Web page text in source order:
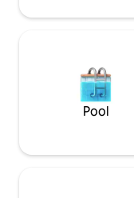
oder einen
Buche deinen
Pool